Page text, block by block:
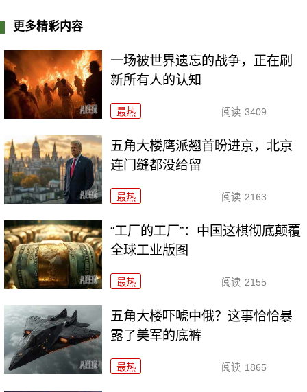
更多精彩内容
一场被世界遗忘的战争，正在刷
新所有人的认知
最热 阅读 3409
五角大楼鹰派翘首盼进京，北京
连门缝都没给留
最热 阅读 2163
“工厂的工厂”：中国这棋彻底颠覆
全球工业版图
最热 阅读 2155
五角大楼吓唬中俄？这事恰恰暴
露了美军的底裤
最热 阅读 1865